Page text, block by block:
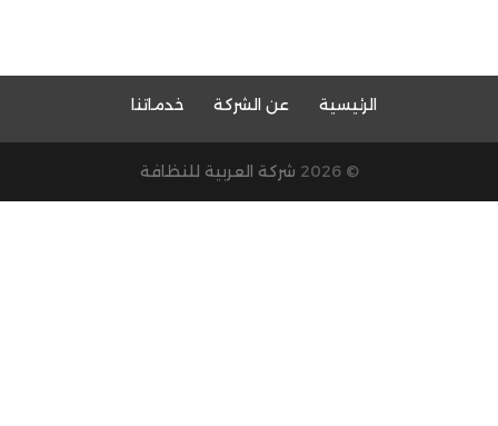
الرئيسية عن الشركة خدماتنا
© 2026 شركة العربية للنظافة